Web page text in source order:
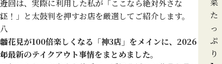
近
江
八
幡
の
今回は、実際に利用した私が「ここなら絶対外さな
い！」と太鼓判を押すお店を厳選してご紹介します。
お花見が100倍楽しくなる「神3店」をメインに、2026
年最新のテイクアウト事情をまとめました。
た
っ
ぷ
り